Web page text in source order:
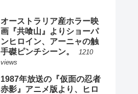
オーストラリア産ホラー映
画『共喰山』よりショーパ
ンヒロイン、アーニャの触
手磔ピンチシーン。
1210
views
1987年放送の『仮面の忍者
赤影』アニメ版より、ヒロ